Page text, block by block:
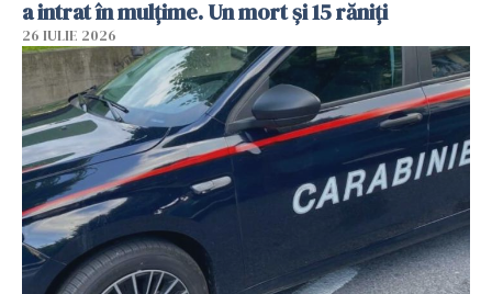
a intrat în mulțime. Un mort și 15 răniți
26 IULIE 2026